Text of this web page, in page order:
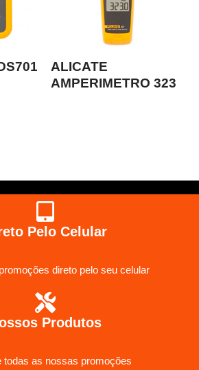
ALICATE
AMPERIMETRO 323
Pelo Celular
direto pelo seu celular
Produtos
todas as nossas promoções